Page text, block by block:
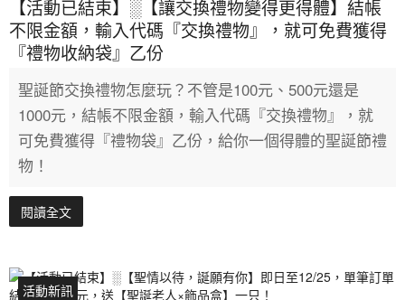
【活動已結束】░【讓交換禮物變得更得體】結帳
不限金額，輸入代碼『交換禮物』，就可免費獲得
『禮物收納袋』乙份
聖誕節交換禮物怎麼玩？不管是100元、500元還是
1000元，結帳不限金額，輸入代碼『交換禮物』，就
可免費獲得『禮物袋』乙份，給你一個得體的聖誕節禮
物！
閱讀全文
活動新訊